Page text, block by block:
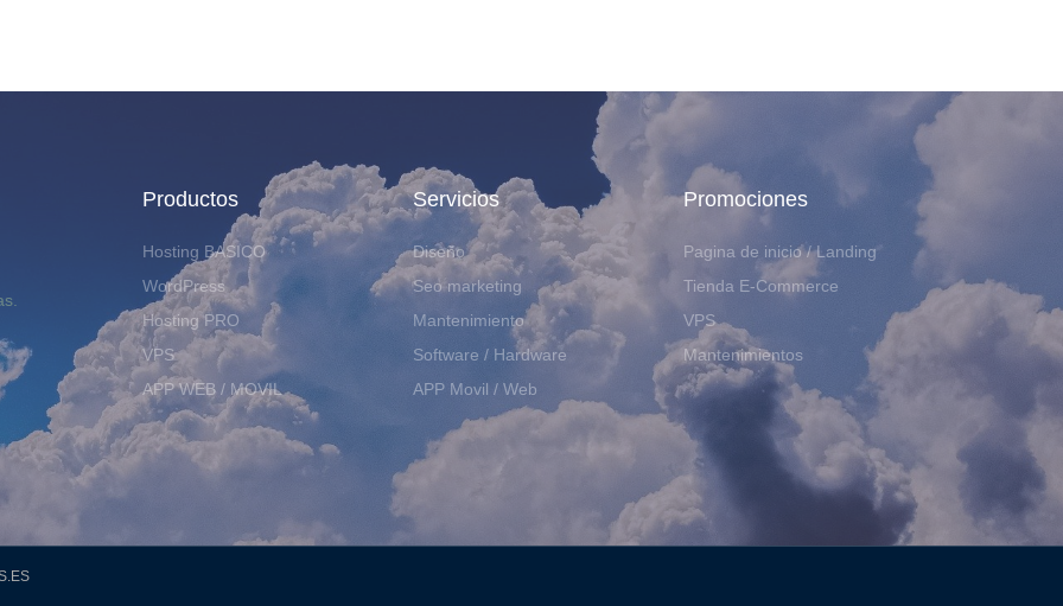
Productos
Hosting BASICO
WordPress
Hosting PRO
VPS
APP WEB / MOVIL
Servicios
Diseño
Seo marketing
Mantenimiento
Software / Hardware
APP Movil / Web
Promociones
Pagina de inicio / Landing
Tienda E-Commerce
VPS
Mantenimientos